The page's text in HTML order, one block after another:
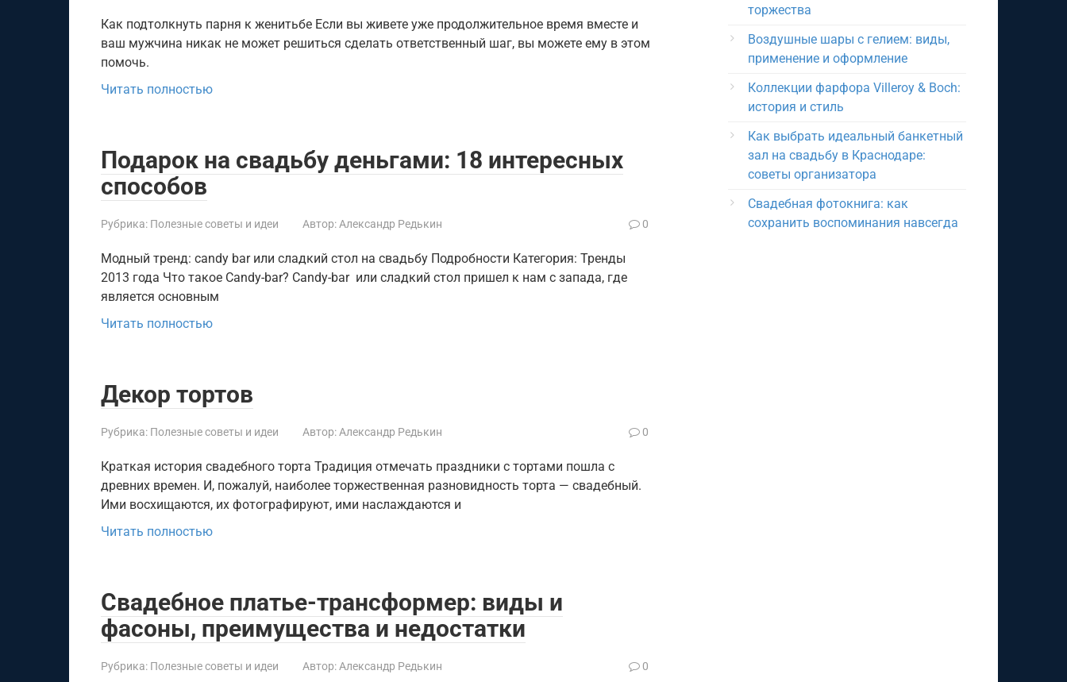
Как подтолкнуть парня к женитьбе Если вы живете уже продолжительное время вместе и
ваш мужчина никак не может решиться сделать ответственный шаг, вы можете ему в этом
помочь.
Читать полностью
Подарок на свадьбу деньгами: 18 интересных
способов
Рубрика: Полезные советы и идеи Автор: Александр Редькин 0
Модный тренд: candy bar или сладкий стол на свадьбу Подробности Категория: Тренды
2013 года Что такое Candy-bar? Candy-bar или сладкий стол пришел к нам с запада, где
является основным
Читать полностью
Декор тортов
Рубрика: Полезные советы и идеи Автор: Александр Редькин 0
Краткая история свадебного торта Традиция отмечать праздники с тортами пошла с
древних времен. И, пожалуй, наиболее торжественная разновидность торта — свадебный.
Ими восхищаются, их фотографируют, ими наслаждаются и
Читать полностью
Свадебное платье-трансформер: виды и
фасоны, преимущества и недостатки
Рубрика: Полезные советы и идеи Автор: Александр Редькин 0
торжества
Воздушные шары с гелием: виды,
применение и оформление
Коллекции фарфора Villeroy & Boch:
история и стиль
Как выбрать идеальный банкетный
зал на свадьбу в Краснодаре:
советы организатора
Свадебная фотокнига: как
сохранить воспоминания навсегда